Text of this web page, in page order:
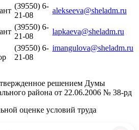
(39550) 6-
21-08
alekseeva@sheladm.ru
(39550) 6-
21-08
lapkaeva@sheladm.ru
(39550) 6-
21-08
imangulova@sheladm.ru
решением Думы
района от 22.06.2006 № 38-рд
оценке условий труда